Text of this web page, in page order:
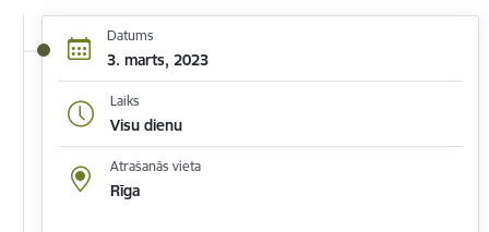
Datums
3. marts, 2023
Laiks
Visu dienu
Atrašanās vieta
Rīga